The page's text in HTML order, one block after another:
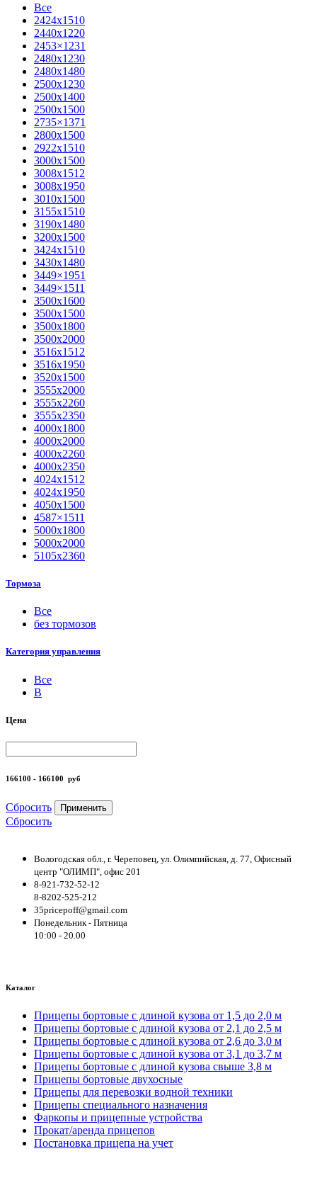
Все
2424х1510
2440х1220
2453×1231
2480х1230
2480х1480
2500х1230
2500х1400
2500х1500
2735×1371
2800х1500
2922х1510
3000х1500
3008х1512
3008х1950
3010х1500
3155х1510
3190х1480
3200х1500
3424х1510
3430х1480
3449×1951
3449×1511
3500x1600
3500х1500
3500х1800
3500х2000
3516х1512
3516х1950
3520х1500
3555х2000
3555х2260
3555х2350
4000х1800
4000х2000
4000х2260
4000х2350
4024х1512
4024х1950
4050х1500
4587×1511
5000х1800
5000х2000
5105х2360
Тормоза
Все
без тормозов
Категория управления
Все
B
Цена
166100 - 166100 руб
Сбросить Применить
Сбросить
Вологодская обл., г. Череповец, ул. Олимпийская, д. 77, Офисный
центр "ОЛИМП", офис 201
8-921-732-52-12
8-8202-525-212
35pricepoff@gmail.com
Понедельник - Пятница
10:00 - 20.00
Каталог
Прицепы бортовые с длиной кузова от 1,5 до 2,0 м
Прицепы бортовые с длиной кузова от 2,1 до 2,5 м
Прицепы бортовые с длиной кузова от 2,6 до 3,0 м
Прицепы бортовые с длиной кузова от 3,1 до 3,7 м
Прицепы бортовые с длиной кузова свыше 3,8 м
Прицепы бортовые двухосные
Прицепы для перевозки водной техники
Прицепы специального назначения
Фаркопы и прицепные устройства
Прокат/аренда прицепов
Постановка прицепа на учет